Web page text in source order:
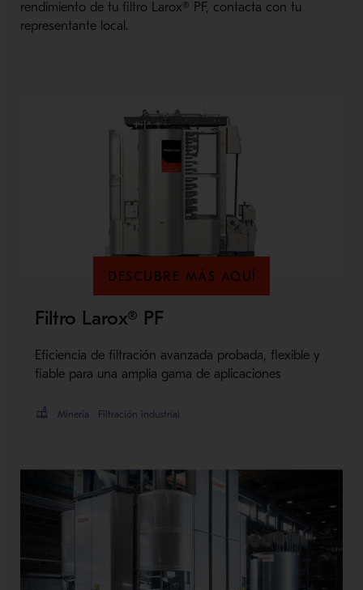
rendimiento de tu filtro Larox® PF, contacta con tu
representante local.
DESCUBRE MÁS AQUÍ
Filtro Larox® PF
Eficiencia de filtración avanzada probada, flexible y
fiable para una amplia gama de aplicaciones
Minería Filtración industrial